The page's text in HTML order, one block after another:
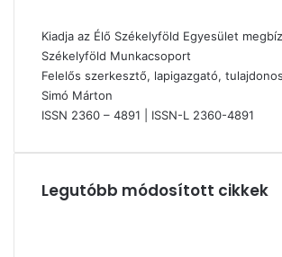
Kiadja az Élő Székelyföld Egyesület
Székelyföld Munkacsoport
Felelős szerkesztő, lapigazgató,
Simó Márton
ISSN 2360 – 4891 | ISSN-L 2360-4891
Legutóbb módosított cikkek